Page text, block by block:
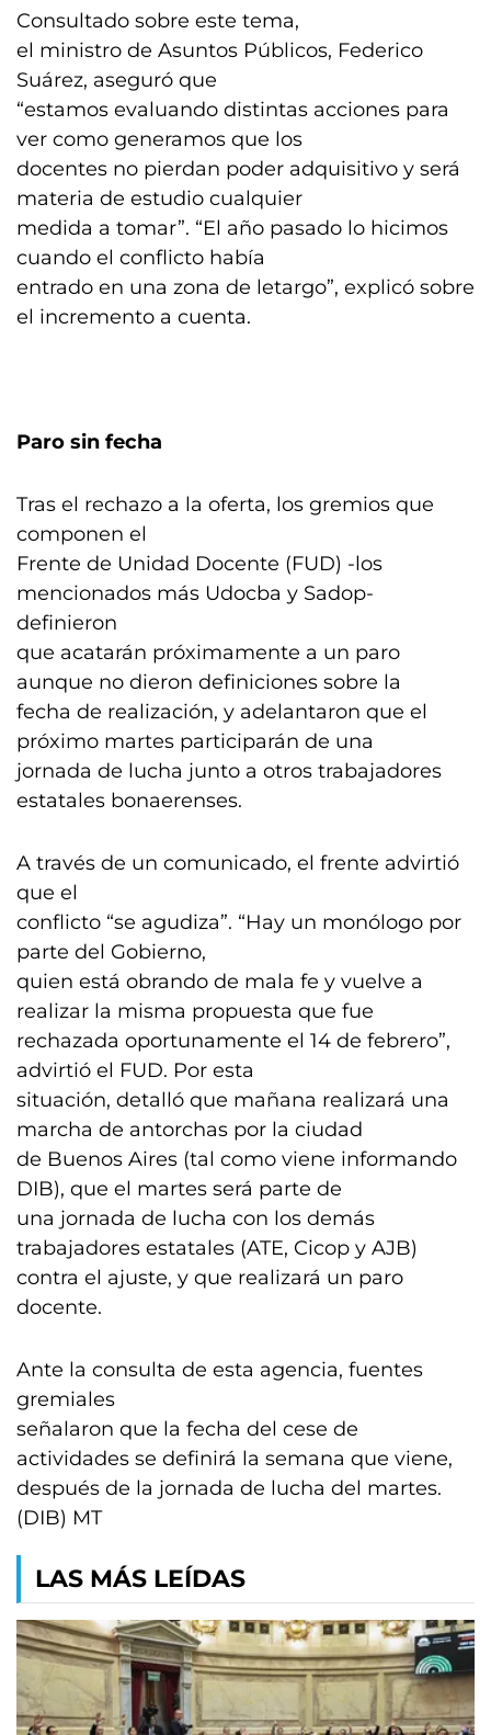
Consultado sobre este tema,
el ministro de Asuntos Públicos, Federico
Suárez, aseguró que
“estamos evaluando distintas acciones para
ver como generamos que los
docentes no pierdan poder adquisitivo y será
materia de estudio cualquier
medida a tomar”. “El año pasado lo hicimos
cuando el conflicto había
entrado en una zona de letargo”, explicó sobre
el incremento a cuenta.
Paro sin fecha
Tras el rechazo a la oferta, los gremios que
componen el
Frente de Unidad Docente (FUD) -los
mencionados más Udocba y Sadop-
definieron
que acatarán próximamente a un paro
aunque no dieron definiciones sobre la
fecha de realización, y adelantaron que el
próximo martes participarán de una
jornada de lucha junto a otros trabajadores
estatales bonaerenses.
A través de un comunicado, el frente advirtió
que el
conflicto “se agudiza”. “Hay un monólogo por
parte del Gobierno,
quien está obrando de mala fe y vuelve a
realizar la misma propuesta que fue
rechazada oportunamente el 14 de febrero”,
advirtió el FUD. Por esta
situación, detalló que mañana realizará una
marcha de antorchas por la ciudad
de Buenos Aires (tal como viene informando
DIB), que el martes será parte de
una jornada de lucha con los demás
trabajadores estatales (ATE, Cicop y AJB)
contra el ajuste, y que realizará un paro
docente.
Ante la consulta de esta agencia, fuentes
gremiales
señalaron que la fecha del cese de
actividades se definirá la semana que viene,
después de la jornada de lucha del martes.
(DIB) MT
LAS MÁS LEÍDAS